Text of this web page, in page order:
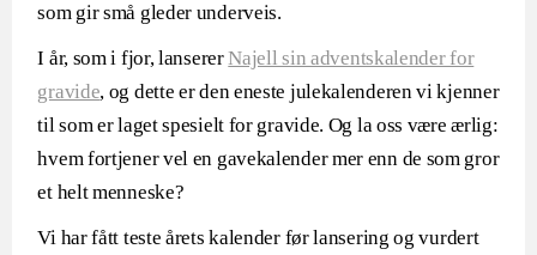
som gir små gleder underveis.
I år, som i fjor, lansererNajell sin adventskalender for
gravide, og dette er den eneste julekalenderen vi kjenner
til som er laget spesielt for gravide. Og la oss være ærlig:
hvem fortjener vel en gavekalender mer enn de som gror
et helt menneske?
Vi har fått teste årets kalender før lansering og vurdert